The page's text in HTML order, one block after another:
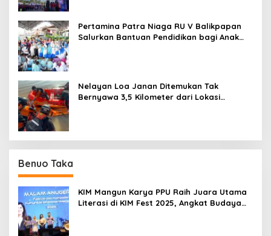
Pertamina Patra Niaga RU V Balikpapan
Salurkan Bantuan Pendidikan bagi Anak
Nelayan Loa Janan Ditemukan Tak
Bernyawa 3,5 Kilometer dari Lokasi
Benuo Taka
KIM Mangun Karya PPU Raih Juara Utama
Literasi di KIM Fest 2025, Angkat Budaya